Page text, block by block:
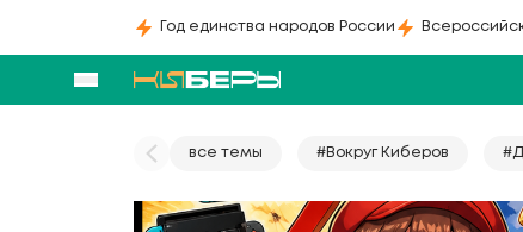
Год единства народов России
все темы #Вокруг Киберов